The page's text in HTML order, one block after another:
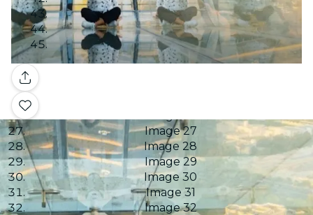
Galería
Image 19
Image 20
Image 21
Image 22
Image 27
Image 28
Image 29
Image 30
Image 31
Image 32